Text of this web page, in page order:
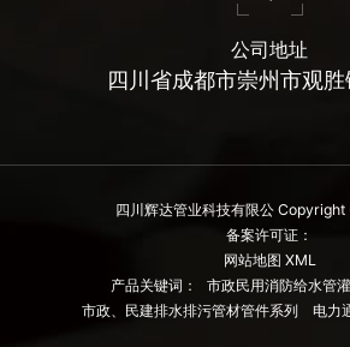
公司地址
四川省成都市崇州市观
四川辉达管业科技有限公
备案许可证：
网站地图 XML
产品关键词：
市政民用消防给水管
市政、民建排水排污管材管件系列
电力